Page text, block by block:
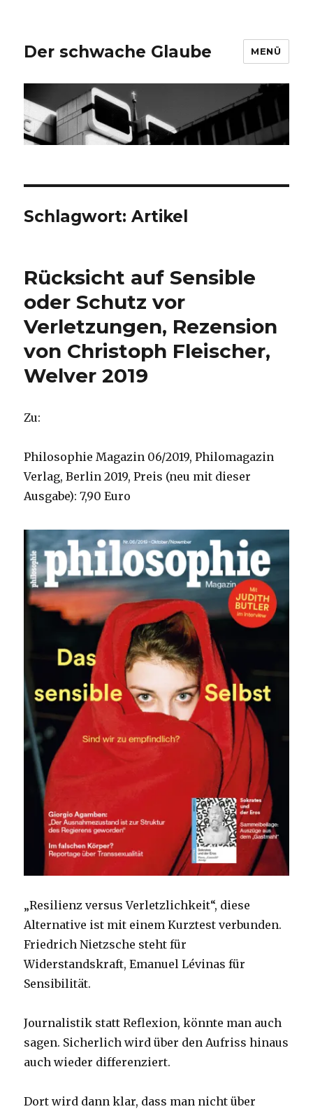
Der schwache Glaube MENÜ
Schlagwort:Artikel
Rücksicht auf Sensible
oder Schutz vor
Verletzungen, Rezension
von Christoph Fleischer,
Welver 2019
Zu:
Philosophie Magazin 06/2019, Philomagazin
Verlag, Berlin 2019, Preis (neu mit dieser
Ausgabe): 7,90 Euro
„Resilienz versus Verletzlichkeit“, diese
Alternative ist mit einem Kurztest verbunden.
Friedrich Nietzsche steht für
Widerstandskraft, Emanuel Lévinas für
Sensibilität.
Journalistik statt Reflexion, könnte man auch
sagen. Sicherlich wird über den Aufriss hinaus
auch wieder differenziert.
Dort wird dann klar, dass man nicht über